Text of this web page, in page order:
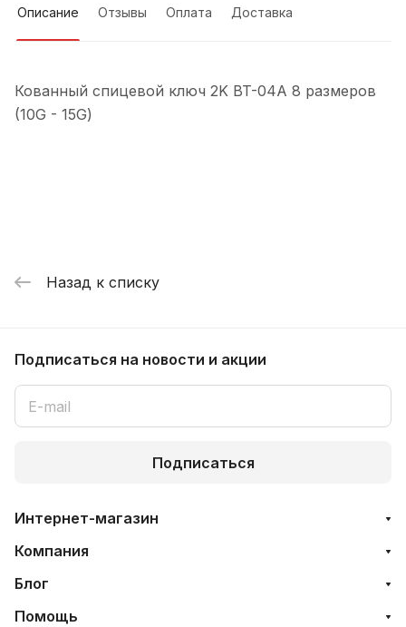
Описание Отзывы Оплата Доставка
Кованный спицевой ключ 2K BT-04A 8 размеров
(10G - 15G)
Назад к списку
Подписаться на новости и акции
Подписаться
Интернет-магазин
Компания
Блог
Помощь